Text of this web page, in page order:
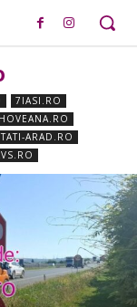
7IASI.RO
ARAD.RO